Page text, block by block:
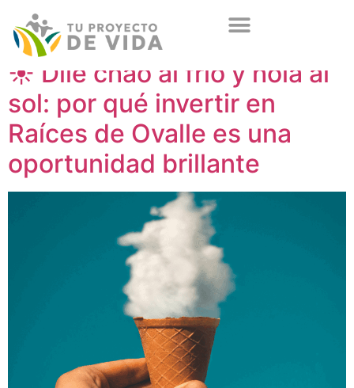
☀️ Dile chao al frío y hola al
sol: por qué invertir en
Raíces de Ovalle es una
oportunidad brillante